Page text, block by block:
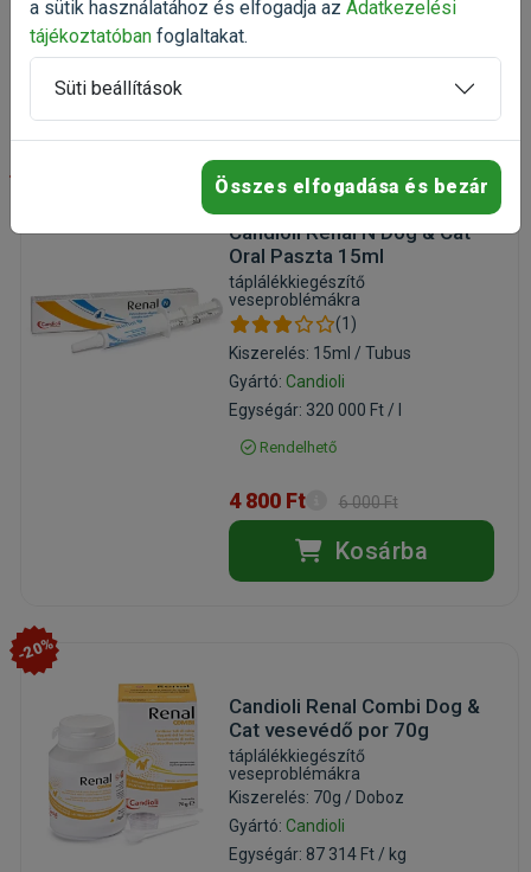
14 990 Ft
Candioli Renal N Dog & Cat
Oral Paszta 15ml
táplálékkiegészítő
veseproblémákra
(1)
Kiszerelés: 15ml / Tubus
Gyártó: Candioli
Egységár: 320 000 Ft / l
Rendelhető
4 800 Ft 6 000 Ft
Kosárba
-20%
Candioli Renal Combi Dog &
Cat vesevédő por 70g
táplálékkiegészítő
veseproblémákra
Kiszerelés: 70g / Doboz
Gyártó: Candioli
Egységár: 87 314 Ft / kg
a sütik használatához és elfogadja az Adatkezelési
tájékoztatóban foglaltakat.
Süti beállítások
Összes elfogadása és bezár